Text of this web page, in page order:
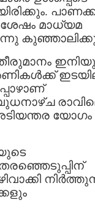
മാധ്യമ
യോഗം